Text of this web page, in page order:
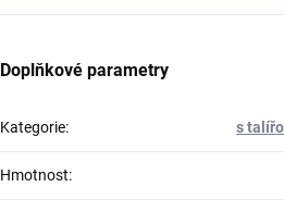
Doplňkové parametry
Kategorie: s
Hmotnost: